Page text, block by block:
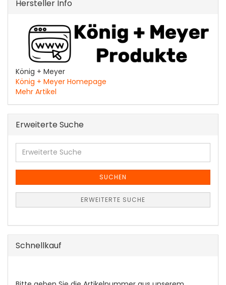
Hersteller Info
König + Meyer
König + Meyer Homepage
Mehr Artikel
Erweiterte Suche
Erweiterte
Suche
SUCHEN
ERWEITERTE SUCHE
Schnellkauf